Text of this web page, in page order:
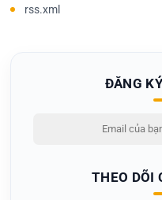
rss.xml
ĐĂNG
THEO DÕI